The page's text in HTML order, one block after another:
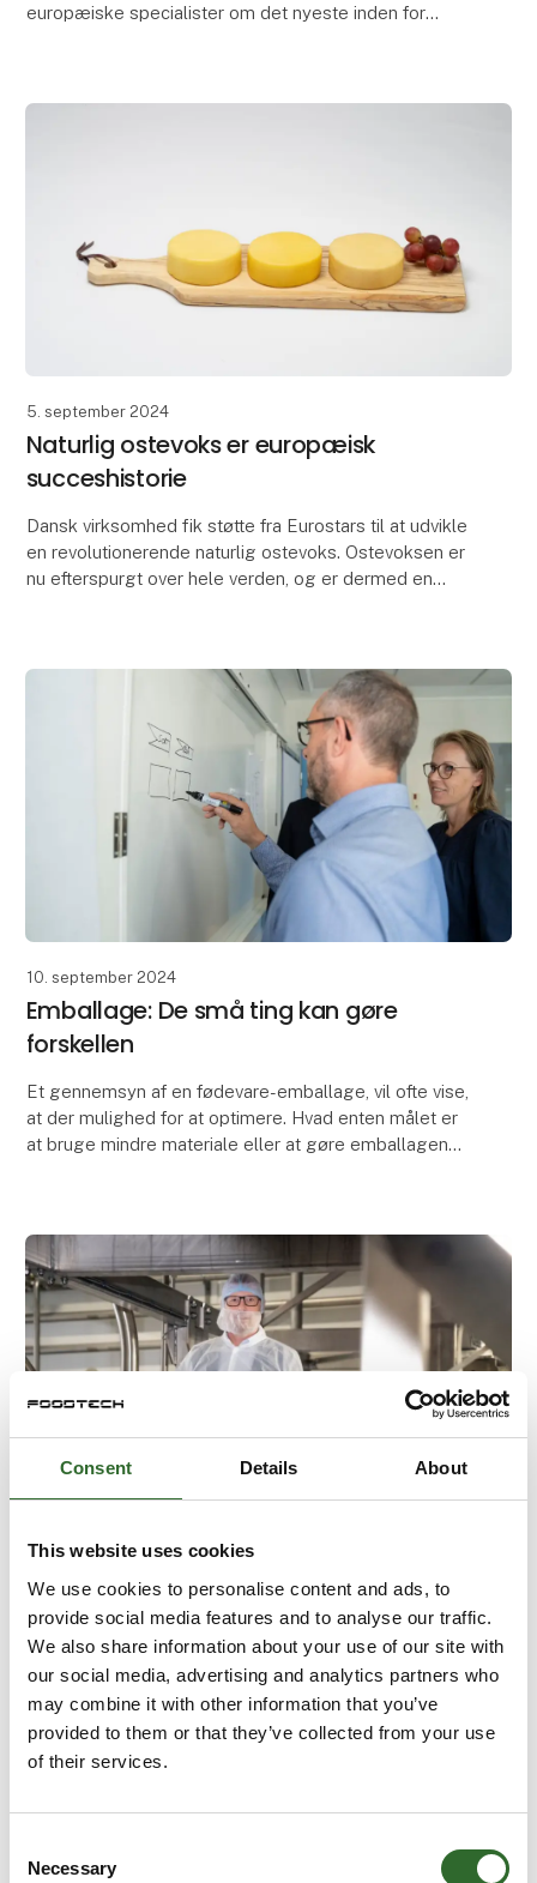
Consent Details About
This website uses cookies
We use cookies to personalise content and ads, to
provide social media features and to analyse our traffic.
We also share information about your use of our site with
our social media, advertising and analytics partners who
may combine it with other information that you’ve
provided to them or that they’ve collected from your use
of their services.
Selection
Necessary
europæiske specialister om det nyeste inden for
5. september 2024
Naturlig ostevoks er europæisk
succeshistorie
Dansk virksomhed fik støtte fra Eurostars til at udvikle
en revolutionerende naturlig ostevoks. Ostevoksen er
nu efterspurgt over hele verden, og er dermed en
10. september 2024
Emballage: De små ting kan gøre
forskellen
Et gennemsyn af en fødevare-emballage, vil ofte vise,
at der mulighed for at optimere. Hvad enten målet er
at bruge mindre materiale eller at gøre emballagen
At finde den opti
13. september 2024
Outsourcing giver sikkerhed og
fleksibilitet
Det kan være en god forretning at outsource opgaver
som blandinger og ompakning til en ekstern partner.
mange virksomheder.
Forhold s